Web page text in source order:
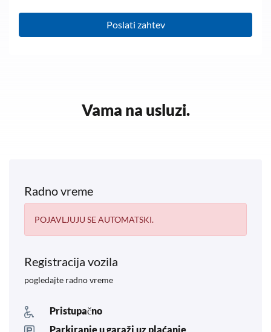
Poslati zahtev
Vama na usluzi.
Radno vreme
POJAVLJUJU SE AUTOMATSKI.
Registracija vozila
pogledajte radno vreme
Pristupačno
Parkiranje u garaži uz plaćanje